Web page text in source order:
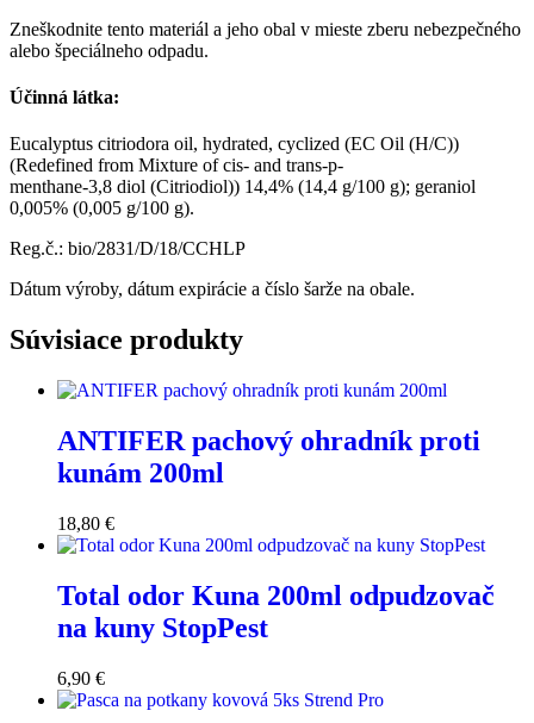
Zneškodnite tento materiál a jeho obal v mieste zberu nebezpečného
alebo špeciálneho odpadu.
Účinná látka:
Eucalyptus citriodora oil, hydrated, cyclized (EC Oil (H/C))
(Redefined from Mixture of cis- and trans-p-
menthane-3,8 diol (Citriodiol)) 14,4% (14,4 g/100 g); geraniol
0,005% (0,005 g/100 g).
Reg.č.: bio/2831/D/18/CCHLP
Dátum výroby, dátum expirácie a číslo šarže na obale.
Súvisiace produkty
ANTIFER pachový ohradník proti
kunám 200ml
18,80 €
Total odor Kuna 200ml odpudzovač
na kuny StopPest
6,90 €